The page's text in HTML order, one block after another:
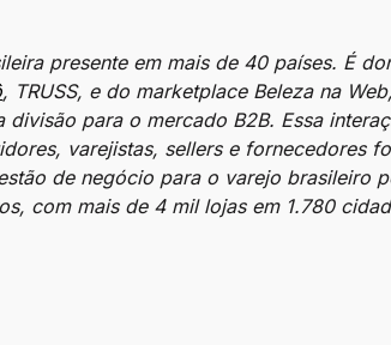
presente em mais de 40 países. É
, TRUSS, e do marketplace Beleza na
para o mercado B2B. Essa
varejistas, sellers e fornecedores
de negócio para o varejo brasileiro
com mais de 4 mil lojas em 1.780